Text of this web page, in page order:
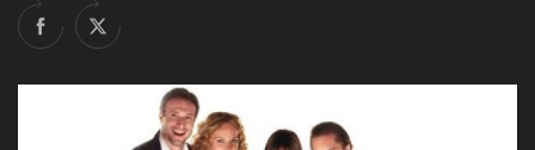
Chi siamo
Storia della Fondazione
Anteprime in Piemonte
TFI Torino Film Industry -
Production Days